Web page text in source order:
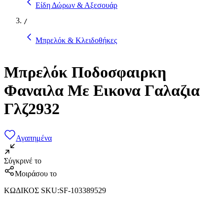
Είδη Δώρων & Αξεσουάρ
/
Μπρελόκ & Κλειδοθήκες
Μπρελόκ Ποδοσφαιρκη
Φαναιλα Με Εικονα Γαλαζια
Γλζ2932
Αγαπημένα
Σύγκρινέ το
Μοιράσου το
ΚΩΔΙΚΟΣ SKU:SF-103389529